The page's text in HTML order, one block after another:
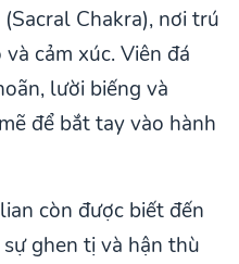
Chakra), nơi trú
cảm xúc. Viên đá
lười biếng và
để bắt tay vào hành
còn được biết đến
ghen tị và hận thù